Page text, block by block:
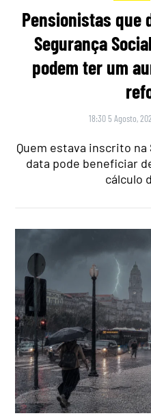
Pensionistas que
Segurança
podem ter um
18:30 5 Agosto,
Quem estava inscrito
data pode beneficiar
cálculo